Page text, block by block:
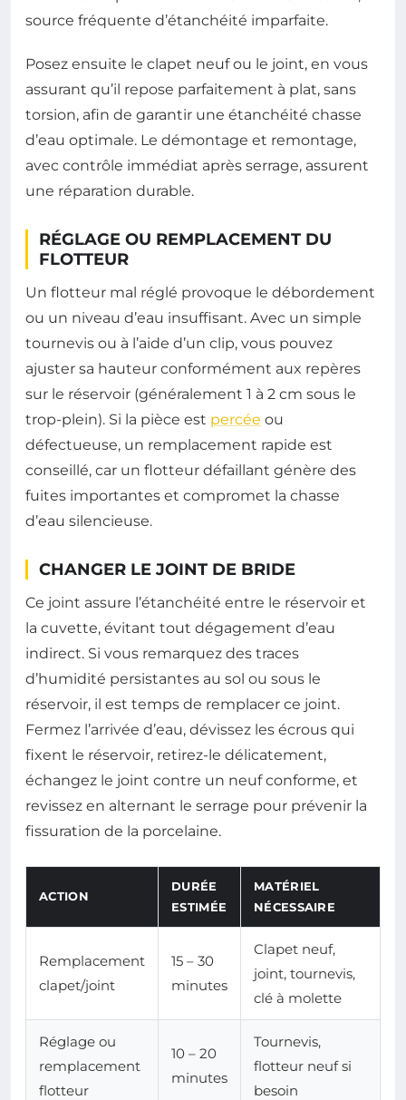
source fréquente d’étanchéité imparfaite.
Posez ensuite le clapet neuf ou le joint, en vous
assurant qu’il repose parfaitement à plat, sans
torsion, afin de garantir une étanchéité chasse
d’eau optimale. Le démontage et remontage,
avec contrôle immédiat après serrage, assurent
une réparation durable.
RÉGLAGE OU REMPLACEMENT DU
FLOTTEUR
Un flotteur mal réglé provoque le débordement
ou un niveau d’eau insuffisant. Avec un simple
tournevis ou à l’aide d’un clip, vous pouvez
ajuster sa hauteur conformément aux repères
sur le réservoir (généralement 1 à 2 cm sous le
trop-plein). Si la pièce est percée ou
défectueuse, un remplacement rapide est
conseillé, car un flotteur défaillant génère des
fuites importantes et compromet la chasse
d’eau silencieuse.
CHANGER LE JOINT DE BRIDE
Ce joint assure l’étanchéité entre le réservoir et
la cuvette, évitant tout dégagement d’eau
indirect. Si vous remarquez des traces
d’humidité persistantes au sol ou sous le
réservoir, il est temps de remplacer ce joint.
Fermez l’arrivée d’eau, dévissez les écrous qui
fixent le réservoir, retirez-le délicatement,
échangez le joint contre un neuf conforme, et
revissez en alternant le serrage pour prévenir la
fissuration de la porcelaine.
ACTION
DURÉE
ESTIMÉE
MATÉRIEL
NÉCESSAIRE
Remplacement
clapet/joint
15 – 30
minutes
Clapet neuf,
joint, tournevis,
clé à molette
Réglage ou
remplacement
flotteur
10 – 20
minutes
Tournevis,
flotteur neuf si
besoin